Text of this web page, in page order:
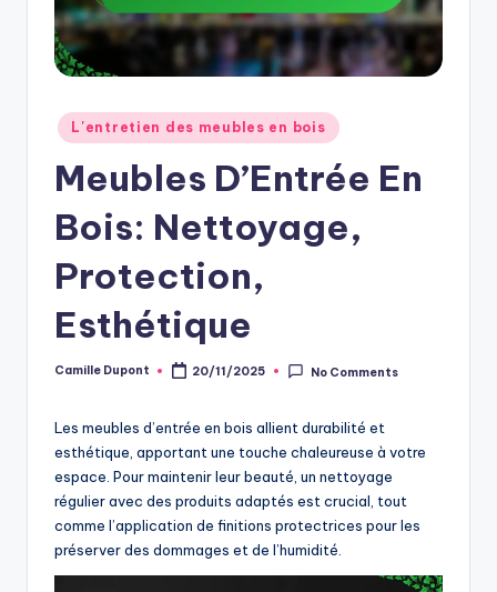
Posted
in
L'entretien des meubles en bois
Meubles D’Entrée En
Bois: Nettoyage,
Protection,
Esthétique
Posted
Camille Dupont 20/11/2025 No Comments
Les meubles d’entrée en bois allient durabilité et
esthétique, apportant une touche chaleureuse à votre
espace. Pour maintenir leur beauté, un nettoyage
régulier avec des produits adaptés est crucial, tout
comme l’application de finitions protectrices pour les
préserver des dommages et de l’humidité.